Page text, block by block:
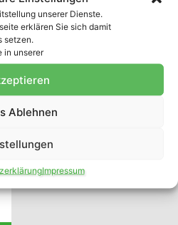
unserer Dienste.
erklären Sie sich damit
setzen.
in unserer
Ablehnen
Impressum